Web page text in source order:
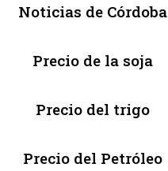
Noticias de Córdoba
Precio de la soja
Precio del trigo
Precio del Petróleo